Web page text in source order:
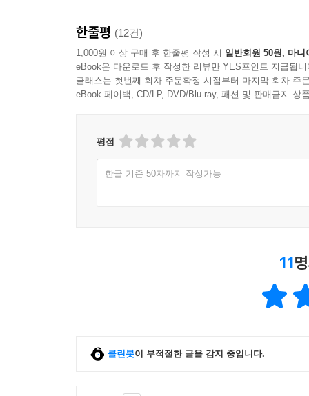
없는 태도를 보였다.
21세기에 접어들어, 대한민국의 국제적 위상은 더
위협에 공동으로 대처하기 위한 핵 안보 정상 회
다. 한일월드컵도 개최하였다. 뒤이어 대구 세계
--- p.421
가 와도 잘 살려내지 못할 것이다. 국민 모두 자
대한민국은 가장 가난한 처지에서 ‘한강의 기적’
한줄평 (12건)
1,000원 이상 구매 후 한줄평 작성 시 일반회원 50원, 마니
eBook은 다운로드 후 작성한 리뷰만 YES포인트 지급됩니
클래스는 첫번째 회차 주문확정 시점부터 마지막 회차 주
eBook 페이백, CD/LP, DVD/Blu-ray, 패션 및 판매금지 상
평점
한글 기준 50자까지 작성가능
11
클린봇이 부적절한 글을 감지 중입니다.